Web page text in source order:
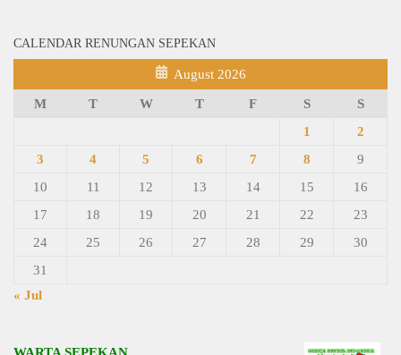
CALENDAR RENUNGAN SEPEKAN
August 2026
M T W T F S
S
1
2
3
4 5 6 7 8
9
10
11 12 13 14 15
16
17
18 19 20 21 22
23
24
25 26 27 28 29
30
31
« Jul